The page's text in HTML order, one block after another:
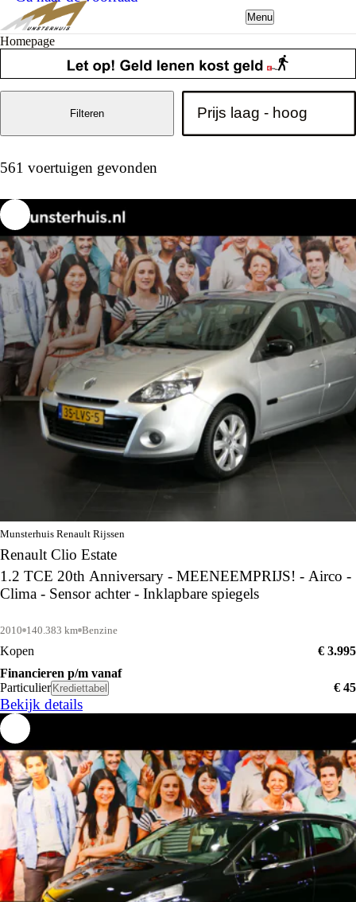
Menu
Homepage
561 voertuigen gevonden
Filteren
Munsterhuis Renault Rijssen
Renault Clio Estate
1.2 TCE 20th Anniversary - MEENEEMPRIJS! - Airco -
Clima - Sensor achter - Inklapbare spiegels
2010 140.383 km Benzine
Kopen
€ 3.995
Financieren p/m vanaf
Particulier Krediettabel € 45
Bekijk details